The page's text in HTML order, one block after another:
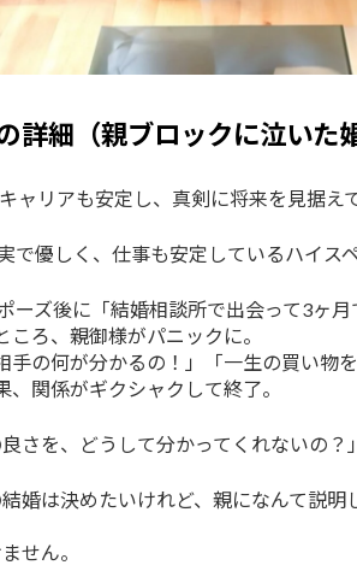
詳細（親ブロックに泣いた
ャリアも安定し、真剣に将来を見据え
で優しく、仕事も安定しているハイス
ーズ後に「結婚相談所で出会って3ヶ月
ころ、親御様がパニックに。
手の何が分かるの！」「一生の買い物
関係がギクシャクして終了。
良さを、どうして分かってくれないの？
婚は決めたいけれど、親になんて説
せん。